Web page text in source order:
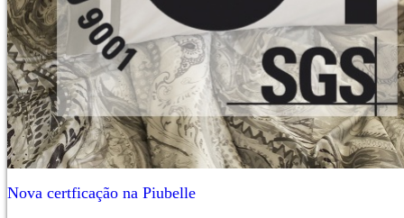
Nova certficação na Piubelle